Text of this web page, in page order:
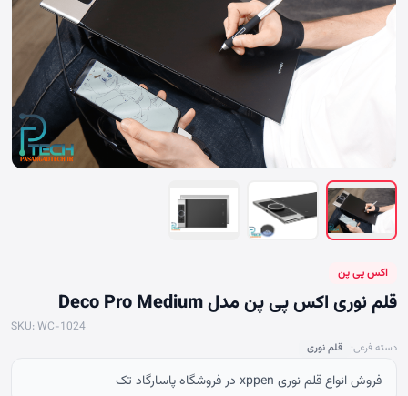
اکس پی پن
قلم نوری اکس پی پن مدل Deco Pro Medium
SKU: WC-1024
دسته فرعی: قلم نوری
فروش انواع قلم نوری xppen در فروشگاه پاسارگاد تک